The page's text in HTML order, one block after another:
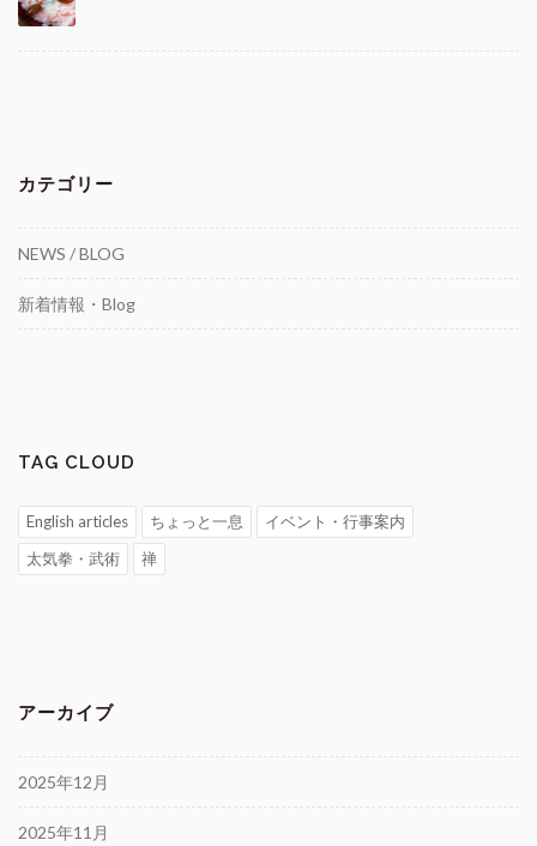
カテゴリー
NEWS / BLOG
新着情報・Blog
TAG CLOUD
English articles ちょっと一息
イベント・行事案内
太気拳・武術
禅
アーカイブ
2025年12月
2025年11月